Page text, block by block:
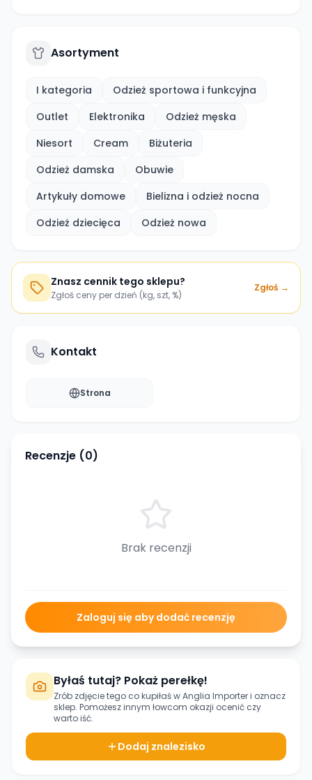
Asortyment
I kategoria
Odzież sportowa i funkcyjna
Outlet
Elektronika
Odzież męska
Niesort
Cream
Biżuteria
Odzież damska
Obuwie
Artykuły domowe
Bielizna i odzież nocna
Odzież dziecięca
Odzież nowa
Znasz cennik tego sklepu?
Zgłoś ceny per dzień (kg, szt, %)
Zgłoś →
Kontakt
Strona
Recenzje (0)
Brak recenzji
Zaloguj się aby dodać recenzję
Byłaś tutaj? Pokaż perełkę!
Zrób zdjęcie tego co kupiłaś wAnglia Importeri oznacz
sklep. Pomożesz innym łowcom okazji ocenić czy
warto iść.
Dodaj znalezisko